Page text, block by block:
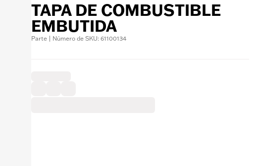
TAPA DE COMBUSTIBLE
EMBUTIDA
Parte | Número de SKU: 61100134